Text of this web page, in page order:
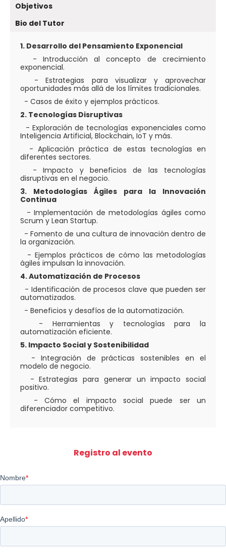
Objetivos
Bio del Tutor
1. Desarrollo del Pensamiento Exponencial
- Introducción al concepto de crecimiento
exponencial.
- Estrategias para visualizar y aprovechar
oportunidades más allá de los límites tradicionales.
- Casos de éxito y ejemplos prácticos.
2. Tecnologías Disruptivas
- Exploración de tecnologías exponenciales como
Inteligencia Artificial, Blockchain, IoT y más.
- Aplicación práctica de estas tecnologías en
diferentes sectores.
- Impacto y beneficios de las tecnologías
disruptivas en el negocio.
3. Metodologías Ágiles para la Innovación
Continua
- Implementación de metodologías ágiles como
Scrum y Lean Startup.
- Fomento de una cultura de innovación dentro de
la organización.
- Ejemplos prácticos de cómo las metodologías
ágiles impulsan la innovación.
4. Automatización de Procesos
- Identificación de procesos clave que pueden ser
automatizados.
- Beneficios y desafíos de la automatización.
- Herramientas y tecnologías para la
automatización eficiente.
5. Impacto Social y Sostenibilidad
- Integración de prácticas sostenibles en el
modelo de negocio.
- Estrategias para generar un impacto social
positivo.
- Cómo el impacto social puede ser un
diferenciador competitivo.
Registro al evento